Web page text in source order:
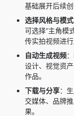
基础展开后续创
选择风格与模式
可选择“主角模
传实拍视频进行
自动生成视频
设计、视觉资
作品。
下载与分享：
交媒体、品牌
果。